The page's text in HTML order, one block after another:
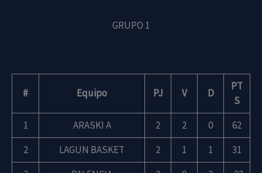
GRUPO 1
# Equipo PJ V D
PT
S
1
ARASKI A 2 2 0
62
2
LAGUN BASKET 2 1 1
31